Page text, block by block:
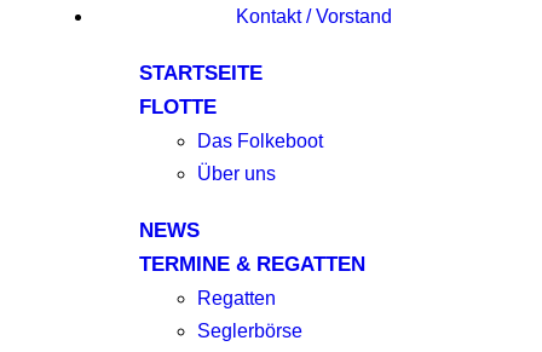
Kontakt / Vorstand
STARTSEITE
FLOTTE
Das Folkeboot
Über uns
NEWS
TERMINE & REGATTEN
Regatten
Seglerbörse